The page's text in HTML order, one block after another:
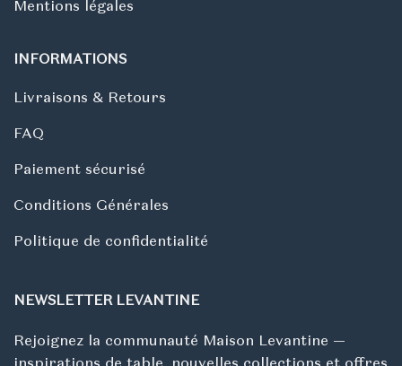
Mentions légales
INFORMATIONS
Livraisons & Retours
FAQ
Paiement sécurisé
Conditions Générales
Politique de confidentialité
NEWSLETTER LEVANTINE
Rejoignez la communauté Maison Levantine —